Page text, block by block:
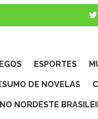
ESPORTES
DE NOVELAS
NORDESTE